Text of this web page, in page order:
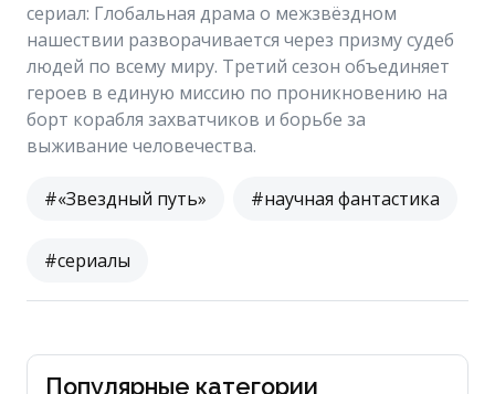
сериал: Глобальная драма о межзвёздном
нашествии разворачивается через призму судеб
людей по всему миру. Третий сезон объединяет
героев в единую миссию по проникновению на
борт корабля захватчиков и борьбе за
выживание человечества.
#«Звездный путь» #научная фантастика
#сериалы
Популярные категории